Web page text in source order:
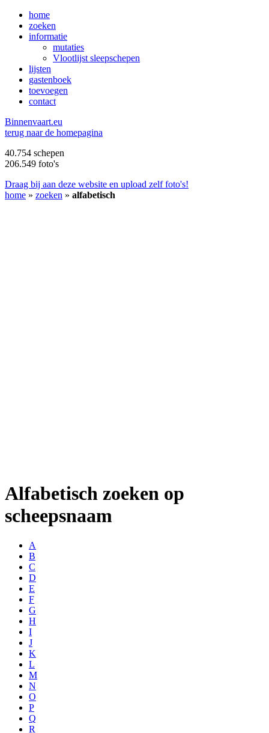
home
zoeken
informatie
mutaties
Vlootlijst sleepschepen
lijsten
gastenboek
toevoegen
contact
Binnenvaart.eu
terug naar de homepagina
40.754 schepen
206.549 foto's
Draag bij aan deze website en upload zelf foto's!
home » zoeken » alfabetisch
Alfabetisch zoeken op
scheepsnaam
A
B
C
D
E
F
G
H
I
J
K
L
M
N
O
P
Q
R